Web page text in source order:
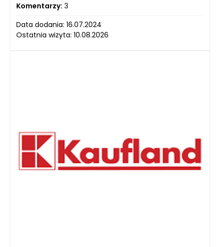
Komentarzy: 3
Data dodania: 16.07.2024
Ostatnia wizyta: 10.08.2026